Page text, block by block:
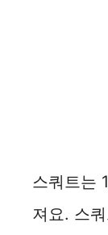
스쿼트는
져요. 스